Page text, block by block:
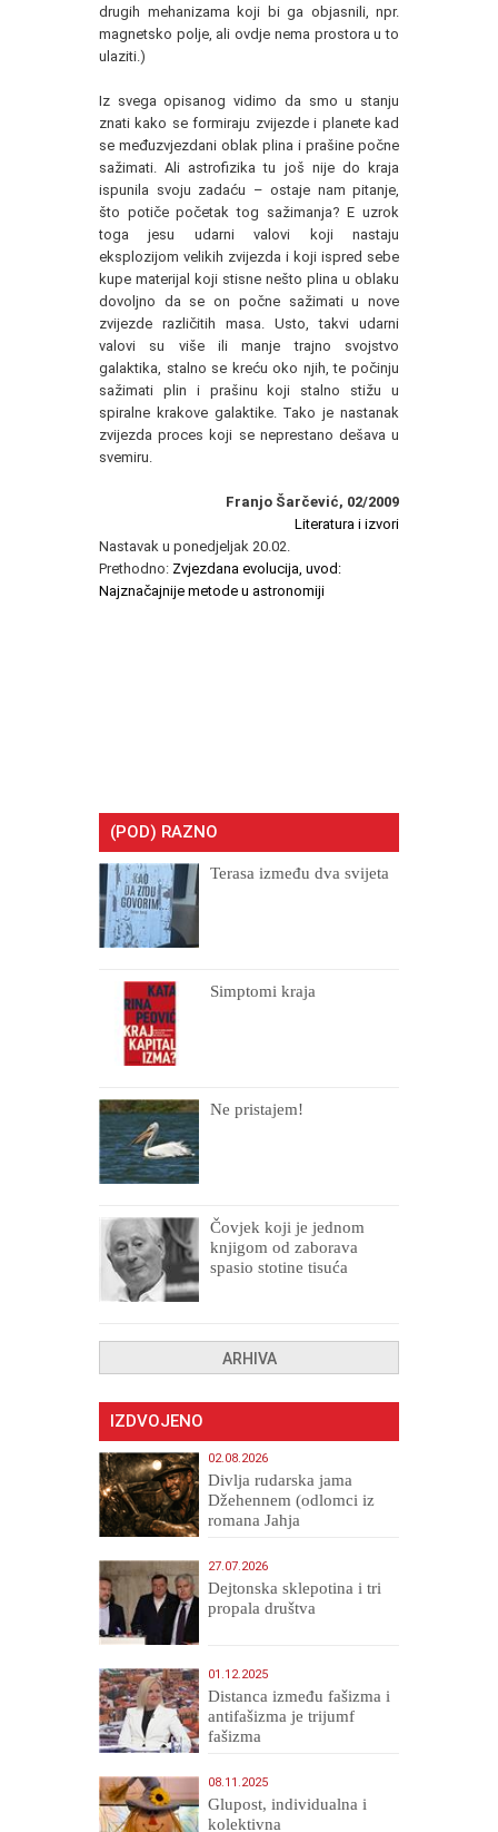
drugih mehanizama koji bi ga objasnili, npr.
magnetsko polje, ali ovdje nema prostora u to
ulaziti.)
Iz svega opisanog vidimo da smo u stanju
znati kako se formiraju zvijezde i planete kad
se međuzvjezdani oblak plina i prašine počne
sažimati. Ali astrofizika tu još nije do kraja
ispunila svoju zadaću – ostaje nam pitanje,
što potiče početak tog sažimanja? E uzrok
toga jesu udarni valovi koji nastaju
eksplozijom velikih zvijezda i koji ispred sebe
kupe materijal koji stisne nešto plina u oblaku
dovoljno da se on počne sažimati u nove
zvijezde različitih masa. Usto, takvi udarni
valovi su više ili manje trajno svojstvo
galaktika, stalno se kreću oko njih, te počinju
sažimati plin i prašinu koji stalno stižu u
spiralne krakove galaktike. Tako je nastanak
zvijezda proces koji se neprestano dešava u
svemiru.
Franjo Šarčević, 02/2009
Literatura i izvori
Nastavak u ponedjeljak 20.02.
Prethodno: Zvjezdana evolucija, uvod:
Najznačajnije metode u astronomiji
(POD) RAZNO
Terasa između dva svijeta
Simptomi kraja
Ne pristajem!
Čovjek koji je jednom
knjigom od zaborava
spasio stotine tisuća
ARHIVA
IZDVOJENO
02.08.2026
Divlja rudarska jama
Džehennem (odlomci iz
romana Jahja
27.07.2026
Dejtonska sklepotina i tri
propala društva
01.12.2025
Distanca između fašizma i
antifašizma je trijumf
fašizma
08.11.2025
Glupost, individualna i
kolektivna